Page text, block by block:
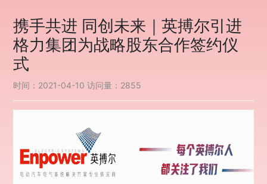
携手共进 同创未来｜英搏尔引进
格力集团为战略股东合作签约仪
式
时间：2021-04-10 访问量：2855